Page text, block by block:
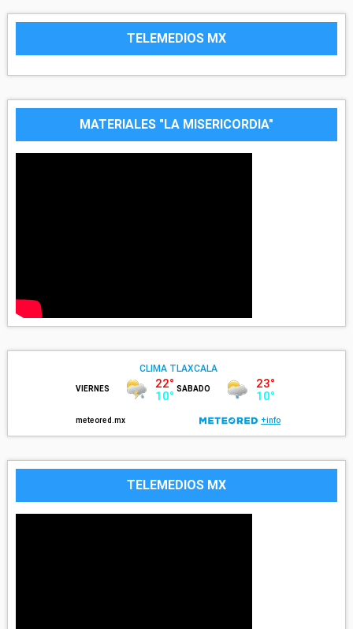
TELEMEDIOS MX
MATERIALES "LA MISERICORDIA"
TELEMEDIOS MX